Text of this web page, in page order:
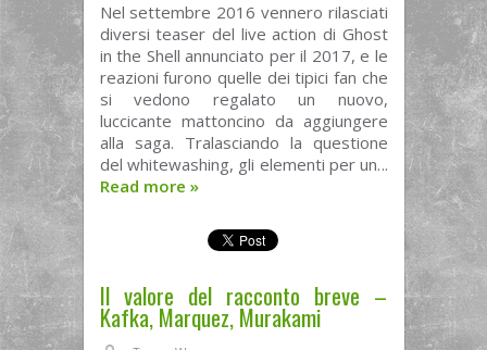
Nel settembre 2016 vennero rilasciati
diversi teaser del live action di Ghost
in the Shell annunciato per il 2017, e le
reazioni furono quelle dei tipici fan che
si vedono regalato un nuovo,
luccicante mattoncino da aggiungere
alla saga. Tralasciando la questione
del whitewashing, gli elementi per un...
Read more »
Il valore del racconto breve –
Kafka, Marquez, Murakami